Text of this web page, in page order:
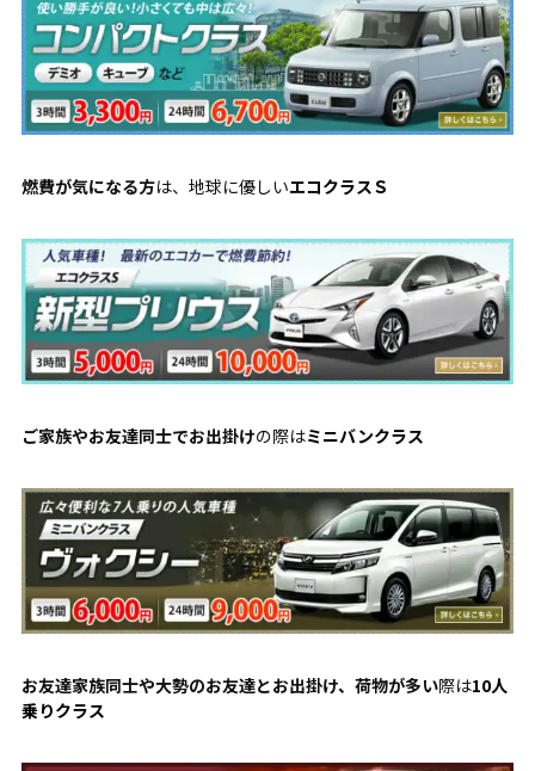
燃費が気になる方は、地球に優しいエコクラスＳ
ご家族やお友達同士でお出掛けの際はミニバンクラス
お友達家族同士や大勢のお友達とお出掛け、荷物が多い際は10人
乗りクラス